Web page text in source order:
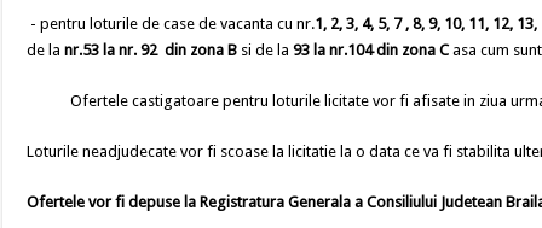
- pentru loturile de case de vacanta cu nr.1, 2, 3, 4, 5, 7 , 8, 9, 10, 11, 12,
de lanr.53 la nr. 92 din zona B si de la93 la nr.104 din zona Casa cum
Ofertele castigatoare pentru loturile licitate vor fi afisate in ziua
Loturile neadjudecate vor fi scoase la licitatie la o data ce va fi stabilita
Ofertele vor fi depuse la Registratura Generala a Consiliului Judetean